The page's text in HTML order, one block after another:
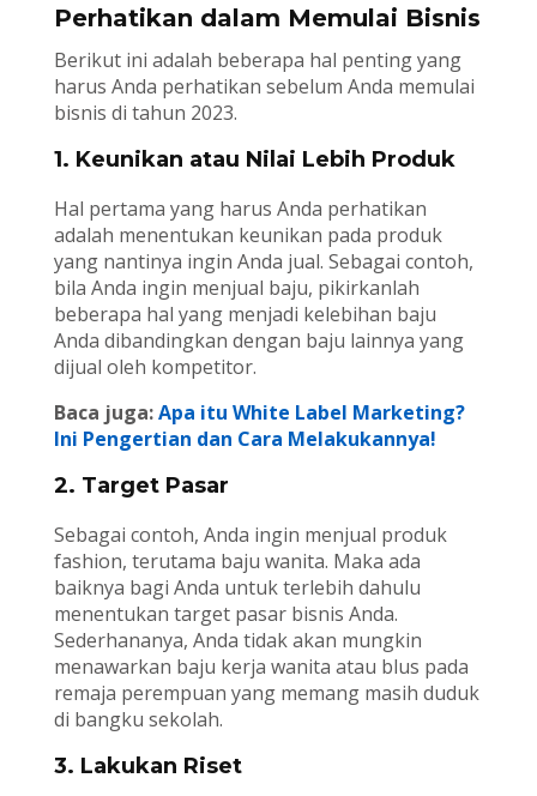
Perhatikan dalam Memulai Bisnis
Berikut ini adalah beberapa hal penting yang
harus Anda perhatikan sebelum Anda memulai
bisnis di tahun 2023.
1. Keunikan atau Nilai Lebih Produk
Hal pertama yang harus Anda perhatikan
adalah menentukan keunikan pada produk
yang nantinya ingin Anda jual. Sebagai contoh,
bila Anda ingin menjual baju, pikirkanlah
beberapa hal yang menjadi kelebihan baju
Anda dibandingkan dengan baju lainnya yang
dijual oleh kompetitor.
Baca juga:Apa itu White Label Marketing?
Ini Pengertian dan Cara Melakukannya!
2. Target Pasar
Sebagai contoh, Anda ingin menjual produk
fashion, terutama baju wanita. Maka ada
baiknya bagi Anda untuk terlebih dahulu
menentukan target pasar bisnis Anda.
Sederhananya, Anda tidak akan mungkin
menawarkan baju kerja wanita atau blus pada
remaja perempuan yang memang masih duduk
di bangku sekolah.
3. Lakukan Riset